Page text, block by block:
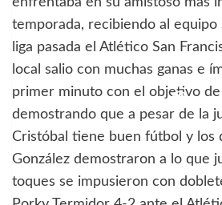
temporada, recibiendo al equipo
liga pasada el Atlético San
local salio con muchas ganas e
primer minuto con el objetivo
demostrando que a pesar de la
Cristóbal tiene buen fútbol y los
González demostraron a lo que
toques se impusieron con